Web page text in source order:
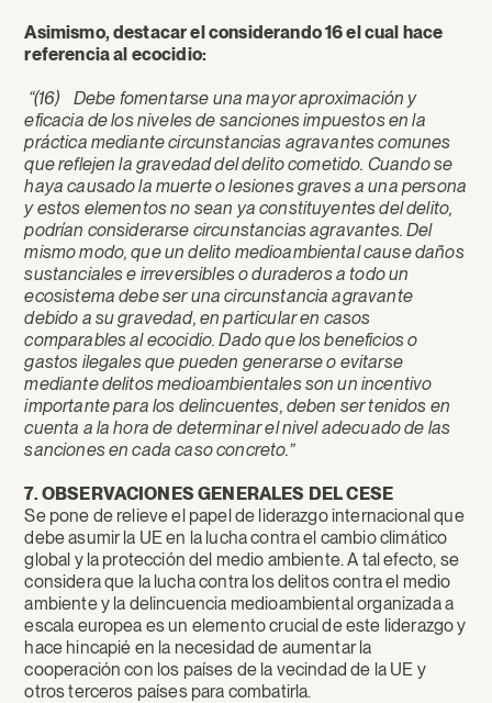
Asimismo, destacar el considerando 16 el cual hace
referencia al ecocidio:
“(16) Debe fomentarse una mayor aproximación y
eficacia de los niveles de sanciones impuestos en la
práctica mediante circunstancias agravantes comunes
que reflejen la gravedad del delito cometido. Cuando se
haya causado la muerte o lesiones graves a una persona
y estos elementos no sean ya constituyentes del delito,
podrían considerarse circunstancias agravantes. Del
mismo modo, que un delito medioambiental cause daños
sustanciales e irreversibles o duraderos a todo un
ecosistema debe ser una circunstancia agravante
debido a su gravedad, en particular en casos
comparables al ecocidio. Dado que los beneficios o
gastos ilegales que pueden generarse o evitarse
mediante delitos medioambientales son un incentivo
importante para los delincuentes, deben ser tenidos en
cuenta a la hora de determinar el nivel adecuado de las
sanciones en cada caso concreto.”
7. OBSERVACIONES GENERALES DEL CESE
Se pone de relieve el papel de liderazgo internacional que
debe asumir la UE en la lucha contra el cambio climático
global y la protección del medio ambiente. A tal efecto, se
considera que la lucha contra los delitos contra el medio
ambiente y la delincuencia medioambiental organizada a
escala europea es un elemento crucial de este liderazgo y
hace hincapié en la necesidad de aumentar la
cooperación con los países de la vecindad de la UE y
otros terceros países para combatirla.